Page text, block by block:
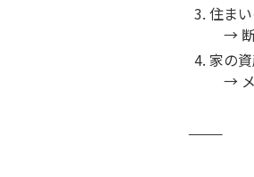
住ま
→ 断
家の
→ メ
⸻